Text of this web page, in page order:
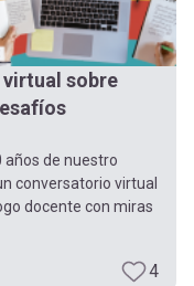
sobre
años de nuestro
conversatorio virtual
docente con miras
4